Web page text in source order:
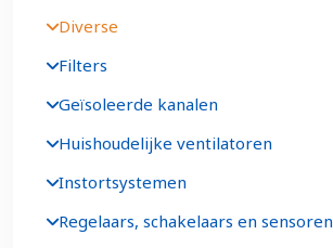
Diverse
Filters
Geïsoleerde kanalen
Huishoudelijke ventilatoren
Instortsystemen
Regelaars, schakelaars en sensoren